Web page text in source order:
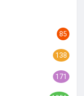
85
138
171